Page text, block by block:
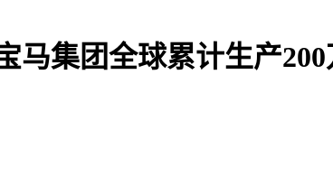
马集团全球累计生产